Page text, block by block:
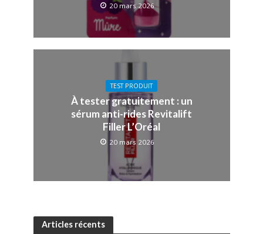
20 mars 2026
TEST PRODUIT
À tester gratuitement : un
sérum anti-rides Revitalift
Filler L’Oréal
20 mars 2026
Articles récents